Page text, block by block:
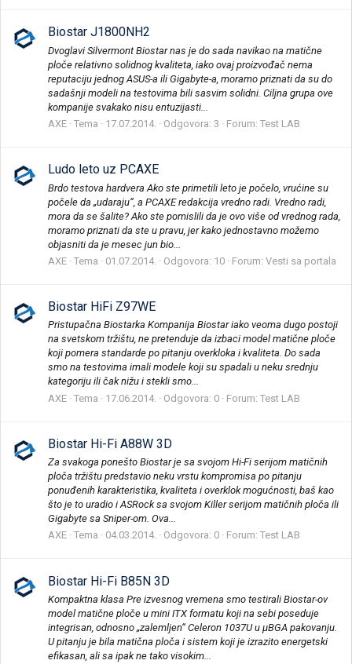
Biostar J1800NH2
Dvoglavi Silvermont Biostar nas je do sada navikao na matične
ploče relativno solidnog kvaliteta, iako ovaj proizvođač nema
reputaciju jednog ASUS-a ili Gigabyte-a, moramo priznati da su do
sadašnji modeli na testovima bili sasvim solidni. Ciljna grupa ove
kompanije svakako nisu entuzijasti...
AXE Tema 17.07.2014. Odgovora: 3 Forum: Test LAB
Ludo leto uz PCAXE
Brdo testova hardvera Ako ste primetili leto je počelo, vrućine su
počele da „udaraju“, a PCAXE redakcija vredno radi. Vredno radi,
mora da se šalite? Ako ste pomislili da je ovo više od vrednog rada,
moramo priznati da ste u pravu, jer kako jednostavno možemo
objasniti da je mesec jun bio...
AXE Tema 01.07.2014. Odgovora: 10 Forum: Vesti sa portala
Biostar HiFi Z97WE
Pristupačna Biostarka Kompanija Biostar iako veoma dugo postoji
na svetskom tržištu, ne pretenduje da izbaci model matične ploče
koji pomera standarde po pitanju overkloka i kvaliteta. Do sada
smo na testovima imali modele koji su spadali u neku srednju
kategoriju ili čak nižu i stekli smo...
AXE Tema 17.06.2014. Odgovora: 0 Forum: Test LAB
Biostar Hi-Fi A88W 3D
Za svakoga ponešto Biostar je sa svojom Hi-Fi serijom matičnih
ploča tržištu predstavio neku vrstu kompromisa po pitanju
ponuđenih karakteristika, kvaliteta i overklok mogućnosti, baš kao
što je to uradio i ASRock sa svojom Killer serijom matičnih ploča ili
Gigabyte sa Sniper-om. Ova...
AXE Tema 04.03.2014. Odgovora: 0 Forum: Test LAB
Biostar Hi-Fi B85N 3D
Kompaktna klasa Pre izvesnog vremena smo testirali Biostar-ov
model matične ploče u mini ITX formatu koji na sebi poseduje
integrisan, odnosno „zalemljen“ Celeron 1037U u µBGA pakovanju.
U pitanju je bila matična ploča i sistem koji je izrazito energetski
efikasan, ali sa ipak ne tako visokim...